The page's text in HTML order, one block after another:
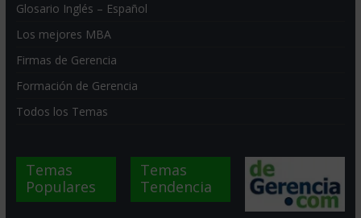
Glosario Inglés – Español
Los mejores MBA
Firmas de Gerencia
Formación de Gerencia
Todos los Temas
Temas
Populares
Temas
Tendencia